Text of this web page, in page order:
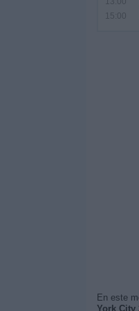
15:00
En este
York City